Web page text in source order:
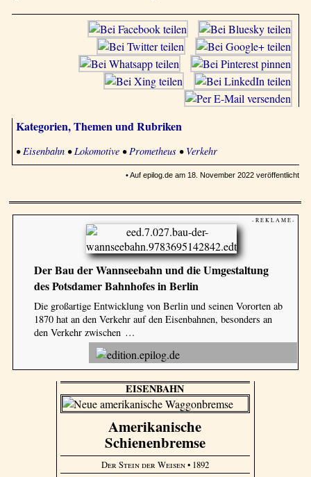
Kategorien, Themen und Rubriken
•Eisenbahn•Lokomotive•Prometheus• Verkehr
• Auf epilog.de am 18. November 2022 veröffentlicht
- R E K L A M E -
Der Bau der Wannseebahn und die Umgestaltung
des Potsdamer Bahnhofes in Berlin
Die großartige Entwicklung von Berlin und seinen Vororten ab
1870 hat an den Verkehr auf den Eisenbahnen, besonders an
den Verkehr zwischen …
EISENBAHN
Amerikanische
Schienenbremse
Der Stein der Weisen• 1892